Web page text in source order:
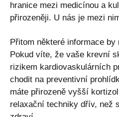
hranice mezi medicínou a
přirozeněji. U nás je mezi
Přitom některé informace
Pokud víte, že vaše krevní
rizikem kardiovaskulárních
chodit na preventivní
máte přirozeně vyšší
relaxační techniky dřív, než